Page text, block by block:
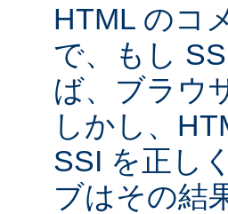
HTML のコ
で、もし
ば、ブラウ
しかし、
SSI を正し
ブはその結